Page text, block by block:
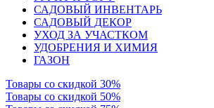
САДОВЫЙ ИНВЕНТАРЬ
САДОВЫЙ ДЕКОР
УХОД ЗА УЧАСТКОМ
УДОБРЕНИЯ И ХИМИЯ
ГАЗОН
Товары со скидкой 30%
Товары со скидкой 50%